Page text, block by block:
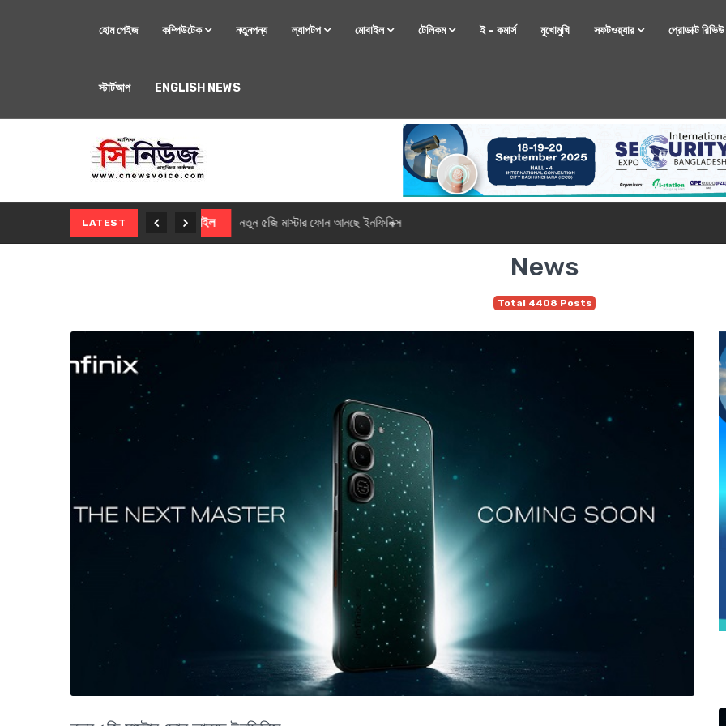
হোম পেইজ কম্পিউটেক নতুনপন্য ল্যাপটপ মোবাইল টেলিকম ই – কমার্স মুখোমুখি সফটওয়্যার প্রোডাক্ট রিভিউ
স্টার্টআপ ENGLISH NEWS
LATEST মোবাইল নতুন সি-সিরিজ স্মার্টফোন নিয়ে আসছে রিয়েলমি
News
Total 4408 Posts